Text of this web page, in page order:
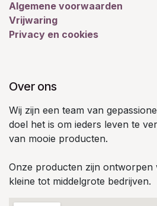
Algemene voorwaarden
Vrijwaring
Privacy en cookies
Over ons
Wij zijn een team van
doel het is om ieders leven te
van mooie producten.
Onze producten zijn ontworpen
kleine tot middelgrote bedrijven.